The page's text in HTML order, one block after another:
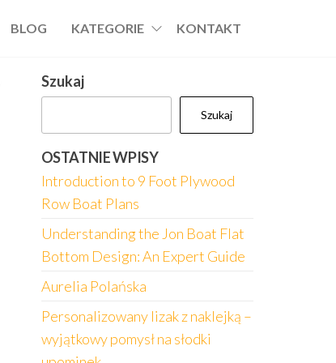
BLOG KATEGORIE KONTAKT
Szukaj
Szukaj
OSTATNIE WPISY
Introduction to 9 Foot Plywood
Row Boat Plans
Understanding the Jon Boat Flat
Bottom Design: An Expert Guide
Aurelia Polańska
Personalizowany lizak z naklejką –
wyjątkowy pomysł na słodki